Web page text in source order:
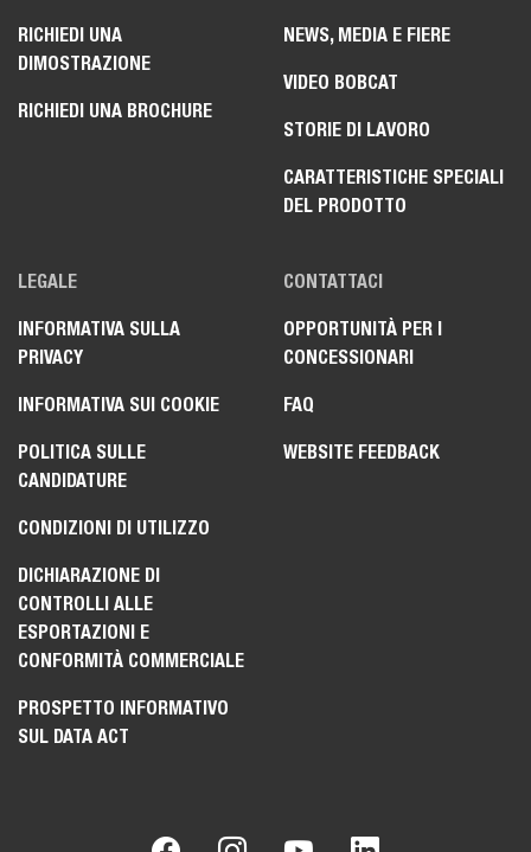
RICHIEDI UNA
DIMOSTRAZIONE
RICHIEDI UNA BROCHURE
NEWS, MEDIA E FIERE
VIDEO BOBCAT
STORIE DI LAVORO
CARATTERISTICHE SPECIALI
DEL PRODOTTO
LEGALE
INFORMATIVA SULLA
PRIVACY
INFORMATIVA SUI COOKIE
POLITICA SULLE
CANDIDATURE
CONDIZIONI DI UTILIZZO
DICHIARAZIONE DI
CONTROLLI ALLE
ESPORTAZIONI E
CONFORMITÀ COMMERCIALE
PROSPETTO INFORMATIVO
SUL DATA ACT
CONTATTACI
OPPORTUNITÀ PER I
CONCESSIONARI
FAQ
WEBSITE FEEDBACK